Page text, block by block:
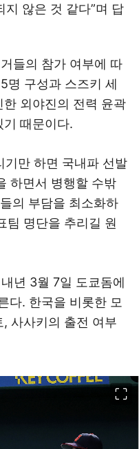
지 않은 것 같다”며 답
들의 참가 여부에 따
명 구성과 스즈키 세
외야진의 전력 윤곽
때문이다.
기만 하면 국내파 선발
하면서 병행할 수밖
의 부담을 최소화하
팀 명단을 추리길 원
년 3월 7일 도쿄돔에
다. 한국을 비롯한 모
사사키의 출전 여부